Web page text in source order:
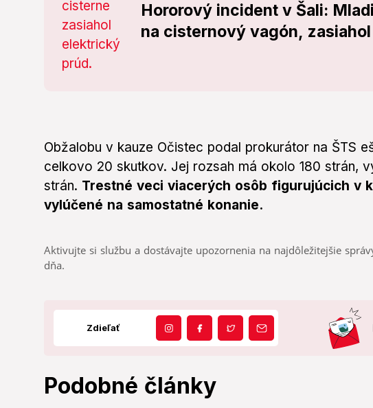
Hororový incident v Šali:
na cisternový vagón,
Obžalobu v kauze Očistec podal prokurátor na ŠTS
celkovo 20 skutkov. Jej rozsah má okolo 180 strán,
strán. Trestné veci viacerých osôb figurujúcich v
vylúčené na samostatné konanie.
Aktivujte si službu a dostávajte upozornenia na najdôležitejšie
dňa.
Zdieľať
Podobné články